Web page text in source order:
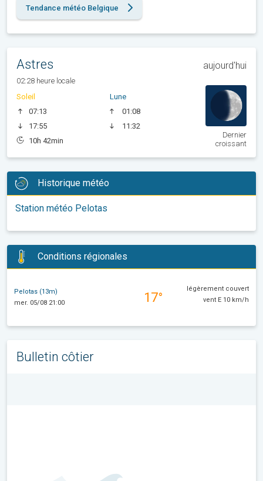
Tendance météo Belgique
Astres aujourd'hui
02:28 heure locale
Soleil
07:13
17:55
10h 42min
Lune
01:08
11:32
Dernier
croissant
Historique météo
Station météo Pelotas
Conditions régionales
Pelotas (13m)
mer. 05/08 21:00
17°
légèrement couvert
vent E 10 km/h
Bulletin côtier